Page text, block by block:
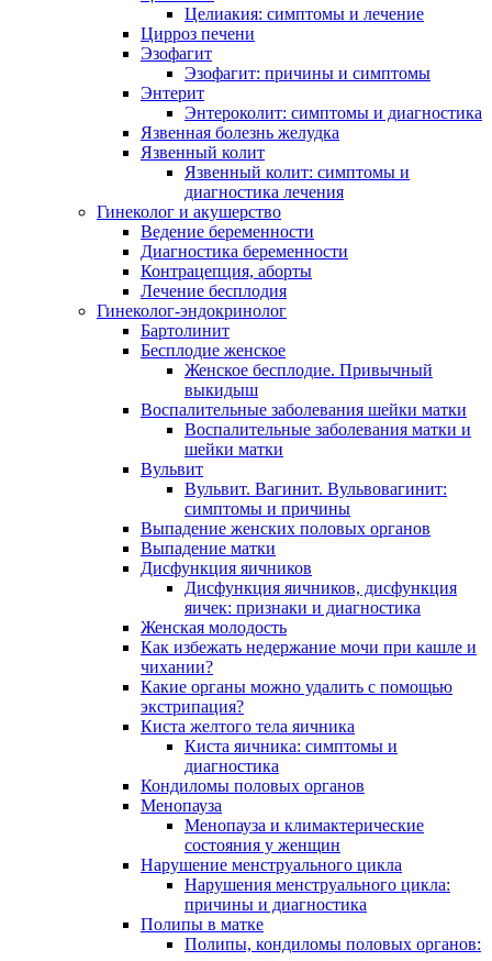
Целиакия: симптомы и лечение
Цирроз печени
Эзофагит
Эзофагит: причины и симптомы
Энтерит
Энтероколит: симптомы и диагностика
Язвенная болезнь желудка
Язвенный колит
Язвенный колит: симптомы и
диагностика лечения
Гинеколог и акушерство
Ведение беременности
Диагностика беременности
Контрацепция, аборты
Лечение бесплодия
Гинеколог-эндокринолог
Бартолинит
Бесплодие женское
Женское бесплодие. Привычный
выкидыш
Воспалительные заболевания шейки матки
Воспалительные заболевания матки и
шейки матки
Вульвит
Вульвит. Вагинит. Вульвовагинит:
симптомы и причины
Выпадение женских половых органов
Выпадение матки
Дисфункция яичников
Дисфункция яичников, дисфункция
яичек: признаки и диагностика
Женская молодость
Как избежать недержание мочи при кашле и
чихании?
Какие органы можно удалить с помощью
экстрипация?
Киста желтого тела яичника
Киста яичника: симптомы и
диагностика
Кондиломы половых органов
Менопауза
Менопауза и климактерические
состояния у женщин
Нарушение менструального цикла
Нарушения менструального цикла:
причины и диагностика
Полипы в матке
Полипы, кондиломы половых органов: